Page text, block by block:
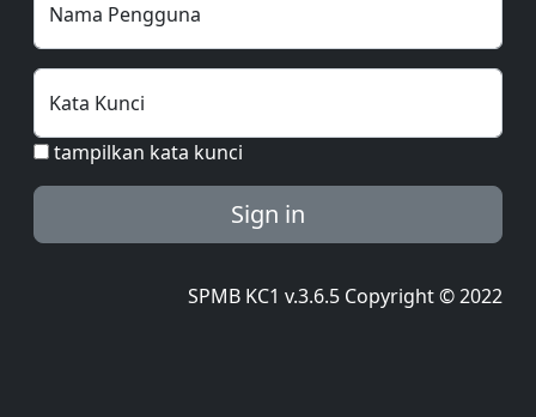
Nama Pengguna
tampilkan kata kunci
Kata Kunci
Sign in
SPMB KC1 v.3.6.5 Copyright © 2022